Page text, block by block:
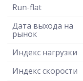
Run-flat
Дата выхода на
рынок
Индекс нагрузки
Индекс скорости